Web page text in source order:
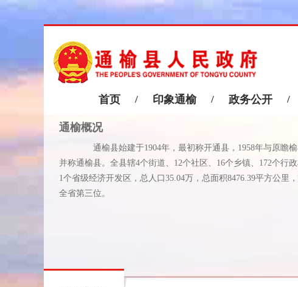
首页 / 印象通榆 / 政务公开 /
通榆概况
通榆县始建于1904年，最初称开通县，1958年与原瞻
并称通榆县。全县辖4个街道、12个社区、16个乡镇、172个行政
1个省级经济开发区，总人口35.04万，总面积8476.39平方公里，
全省第三位。